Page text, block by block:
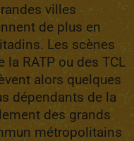
villes
de plus en
Les scènes
RATP ou des TCL
alors quelques
dépendants de la
des grands
métropolitains